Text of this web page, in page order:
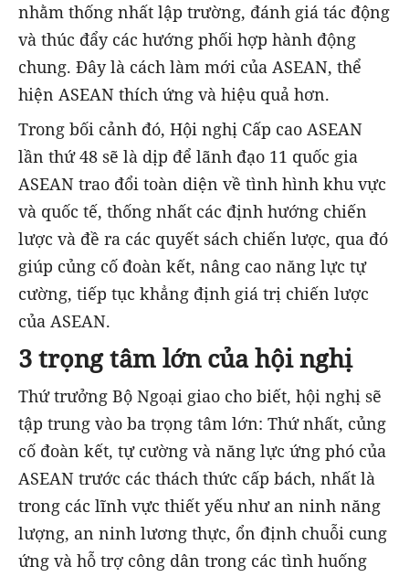
nhằm thống nhất lập trường, đánh giá tác động
và thúc đẩy các hướng phối hợp hành động
chung. Đây là cách làm mới của ASEAN, thể
hiện ASEAN thích ứng và hiệu quả hơn.
Trong bối cảnh đó, Hội nghị Cấp cao ASEAN
lần thứ 48 sẽ là dịp để lãnh đạo 11 quốc gia
ASEAN trao đổi toàn diện về tình hình khu vực
và quốc tế, thống nhất các định hướng chiến
lược và đề ra các quyết sách chiến lược, qua đó
giúp củng cố đoàn kết, nâng cao năng lực tự
cường, tiếp tục khẳng định giá trị chiến lược
của ASEAN.
3 trọng tâm lớn của hội nghị
Thứ trưởng Bộ Ngoại giao cho biết, hội nghị sẽ
tập trung vào ba trọng tâm lớn: Thứ nhất, củng
cố đoàn kết, tự cường và năng lực ứng phó của
ASEAN trước các thách thức cấp bách, nhất là
trong các lĩnh vực thiết yếu như an ninh năng
lượng, an ninh lương thực, ổn định chuỗi cung
ứng và hỗ trợ công dân trong các tình huống